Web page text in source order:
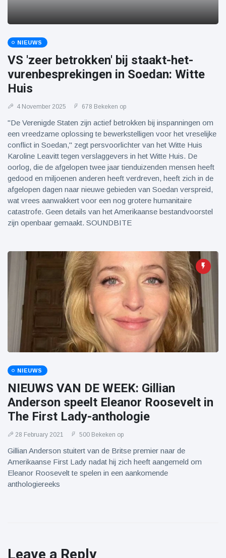
NIEUWS
VS 'zeer betrokken' bij staakt-het-
vurenbesprekingen in Soedan: Witte
Huis
4 November 2025 678 Bekeken op
"De Verenigde Staten zijn actief betrokken bij inspanningen om
een vreedzame oplossing te bewerkstelligen voor het vreselijke
conflict in Soedan," zegt persvoorlichter van het Witte Huis
Karoline Leavitt tegen verslaggevers in het Witte Huis. De
oorlog, die de afgelopen twee jaar tienduizenden mensen heeft
gedood en miljoenen anderen heeft verdreven, heeft zich in de
afgelopen dagen naar nieuwe gebieden van Soedan verspreid,
wat vrees aanwakkert voor een nog grotere humanitaire
catastrofe. Geen details van het Amerikaanse bestandvoorstel
zijn openbaar gemaakt. SOUNDBITE
NIEUWS
NIEUWS VAN DE WEEK: Gillian
Anderson speelt Eleanor Roosevelt in
The First Lady-anthologie
28 February 2021 500 Bekeken op
Gillian Anderson stuitert van de Britse premier naar de
Amerikaanse First Lady nadat hij zich heeft aangemeld om
Eleanor Roosevelt te spelen in een aankomende
anthologiereeks
Leave a Reply